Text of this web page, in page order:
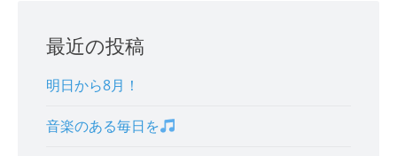
navigation
最近の投稿
明日から8月！
音楽のある毎日を